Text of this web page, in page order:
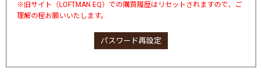
※旧サイト（LOFTMAN EQ）での購買履歴はリセットされますので、ご
理解の程お願いいたします。
パスワード再設定